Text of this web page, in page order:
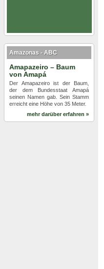
Amazonas - ABC
Amapazeiro – Baum
von Amapá
Der Amapazeiro ist der Baum,
der dem Bundesstaat Amapá
seinen Namen gab. Sein Stamm
erreicht eine Höhe von 35 Meter.
mehr darüber erfahren »